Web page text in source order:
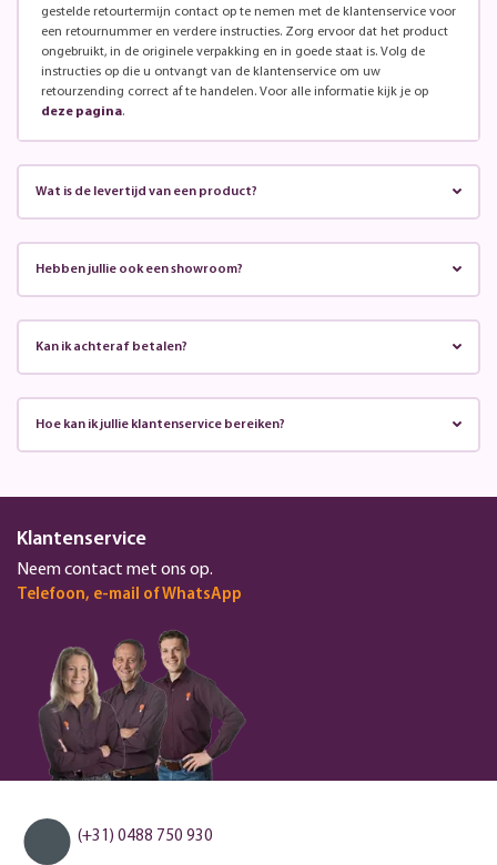
gestelde retourtermijn contact op te nemen met de klantenservice voor
een retournummer en verdere instructies. Zorg ervoor dat het product
ongebruikt, in de originele verpakking en in goede staat is. Volg de
instructies op die u ontvangt van de klantenservice om uw
retourzending correct af te handelen. Voor alle informatie kijk je op
deze pagina.
Wat is de levertijd van een product?
Hebben jullie ook een showroom?
Kan ik achteraf betalen?
Hoe kan ik jullie klantenservice bereiken?
Klantenservice
Neem contact met ons op.
Telefoon, e-mail of WhatsApp
(+31) 0488 750 930